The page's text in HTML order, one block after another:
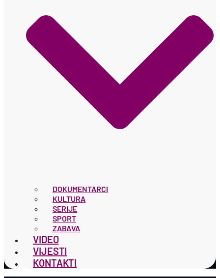
DOKUMENTARCI
KULTURA
SERIJE
SPORT
ZABAVA
VIDEO
VIJESTI
KONTAKTI